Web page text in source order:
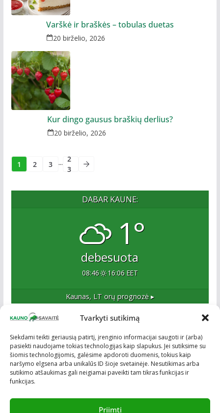
Tvarkyti sutikimą
Siekdami teikti geriausią patirtį, įrenginio informacijai saugoti ir (arba)
pasiekti naudojame tokias technologijas kaip slapukus. Jei sutiksime su
šiomis technologijomis, galėsime apdoroti duomenis, tokius kaip
naršymo elgsena arba unikalūs ID šioje svetainėje. Nesutikimas arba
sutikimo atšaukimas gali neigiamai paveikti tam tikras funkcijas ir
funkcijas.
Priimti
Varškė ir braškės – tobulas duetas
20 birželio, 2026
Kur dingo gausus braškių derlius?
20 birželio, 2026
1 2 3 ... 2
3
DABAR KAUNE:
1°
debesuota
08:46 16:06 EET
Kaunas, LTorų prognozė ▸
Esame naujas Kaune, tačiau veržlus ir profesionalus
kolektyvas. Ne naujokai žiniasklaidoje. Į Kauną
žengiame tvirtai įsitikinę savo sėkme.